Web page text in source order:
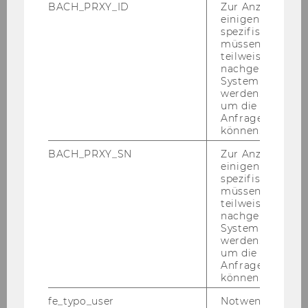
wick­lung von Tech­no­lo­gien Rech­nung tra­gen.
Ein Bei­spiel: neue Tech­no­lo­gien füh­ren zu neu­
ar­ti­gen Or­ga­ni­sa­ti­ons­for­men und In­no­va­ti­ons­
mo­del­len, wei­chen die klas­si­schen Un­ter­neh­
mens­gren­zen auf und er­mög­li­chen so völ­lig
neue Stra­te­gien und Ge­schäfts­mo­del­le. Für
Un­ter­neh­men stel­len diese Ver­än­de­run­gen
große Her­aus­for­de­run­gen dar - und neue
Chan­cen.
In un­se­rerFor­schung
ent­wi­ckeln wir
Management-​Ansätze, die es Un­ter­neh­men er­
lau­ben, diese Her­aus­for­de­run­gen zu meis­tern
und die neuen Chan­cen zu nut­zen. Die in­halt­li­
chen Schwer­punk­te lie­gen hier­bei auf den Fel­
dern Open In­no­va­ti­on und User In­no­va­ti­on. Wir
ver­fol­gen einen em­pi­ri­schen For­schungs­an­
satz und ar­bei­ten dabei mit welt­weit füh­ren­
den Wis­sen­schaft­ler/inn/en, Uni­ver­si­tä­ten und
BACH_PRXY_ID
Zur Anzeige von
einigen WU-
spezifischen
müssen
teilweise von
nachgelagerten
System
werden.
um die Antwort
Anfrage
können.
BACH_PRXY_SN
Zur Anzeige von
einigen WU-
spezifischen
müssen
teilweise von
nachgelagerten
System
werden.
um die Antwort
Anfrage
können.
fe_typo_user
Notwendig für